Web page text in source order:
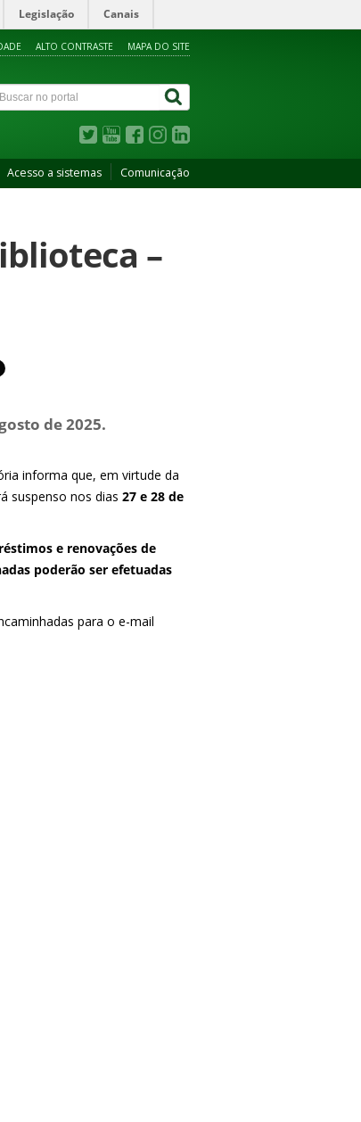
Legislação Canais
ALTO CONTRASTE MAPA DO SITE
Acesso a sistemas Comunicação
–
de 2025.
informa que, em virtude da
suspenso nos dias 27 e 28 de
e renovações de
poderão ser efetuadas
para o e-mail